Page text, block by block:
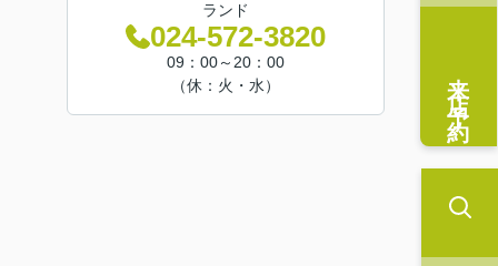
ランド
024-572-3820
09：00～20：00
（休：火・水）
来店予約